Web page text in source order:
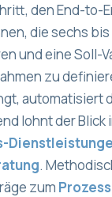
den End-to-
die sechs
und eine Soll-
zu
automatisiert
lohnt der Blick
.
zum